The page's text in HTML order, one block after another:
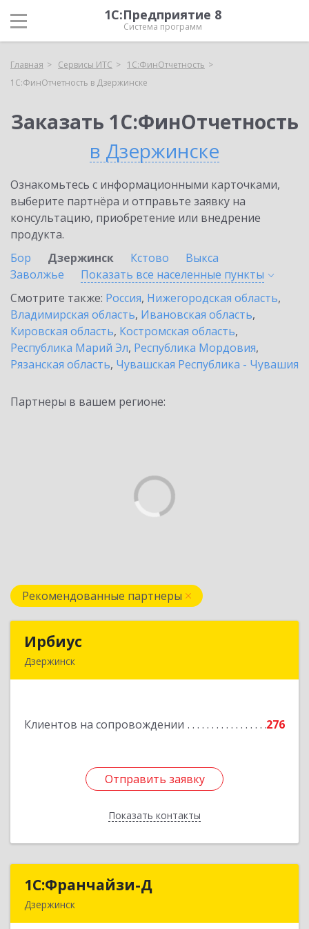
1С:Предприятие 8
Система программ
Главная Сервисы ИТС
1С:ФинОтчетность
1С:ФинОтчетность в Дзержинске
Заказать 1С:ФинОтчетность
в Дзержинске
Ознакомьтесь с информационными карточками,
выберите партнёра и отправьте заявку на
консультацию, приобретение или внедрение
продукта.
Бор
Дзержинск Кстово
Выкса
Заволжье
Показать все населенные пункты
Смотрите также: Россия, Нижегородская область,
Владимирская область, Ивановская область,
Кировская область, Костромская область,
Республика Марий Эл, Республика Мордовия,
Рязанская область, Чувашская Республика - Чувашия
Партнеры в вашем регионе:
Рекомендованные партнеры
Ирбиус
Дзержинск
Клиентов на сопровождении 276
Отправить заявку
Показать контакты
Подробнее
Отправить заявку
Назад
1С:Франчайзи-Д
Дзержинск